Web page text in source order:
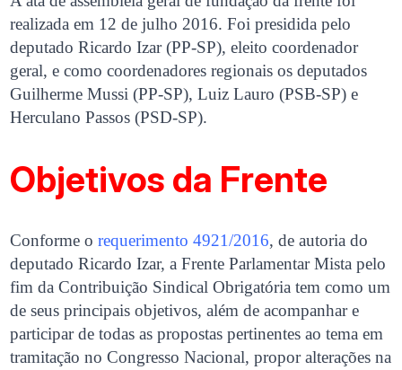
realizada em 12 de julho 2016. Foi presidida pelo
deputado Ricardo Izar (PP-SP), eleito coordenador
geral, e como coordenadores regionais os deputados
Guilherme Mussi (PP-SP), Luiz Lauro (PSB-SP) e
Herculano Passos (PSD-SP).
Objetivos da Frente
Conforme orequerimento 4921/2016, de autoria do
deputado Ricardo Izar, a Frente Parlamentar Mista pelo
fim da Contribuição Sindical Obrigatória tem como um
de seus principais objetivos, além de acompanhar e
participar de todas as propostas pertinentes ao tema em
tramitação no Congresso Nacional, propor alterações na